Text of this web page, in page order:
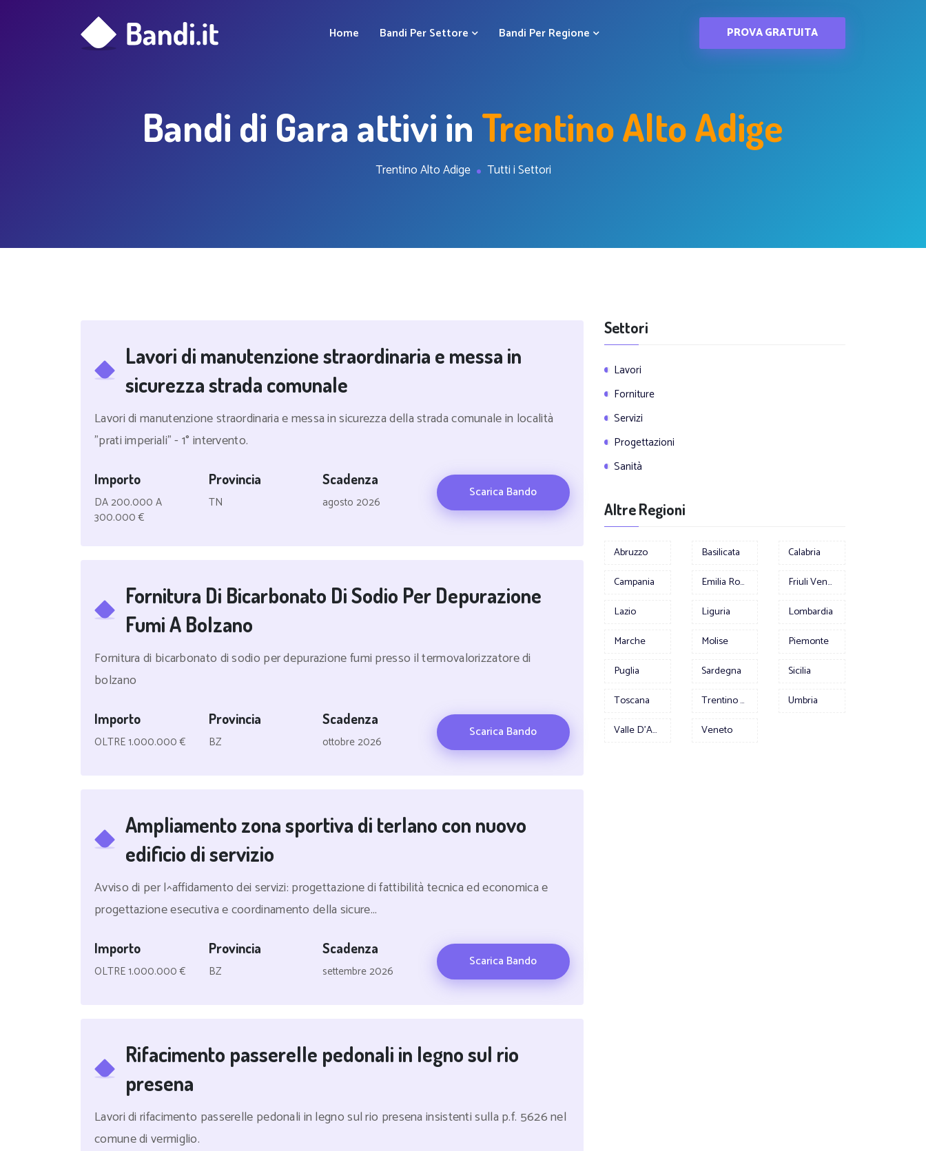
Home Bandi Per Settore Bandi Per Regione PROVA GRATUITA
Bandi di Gara attivi in Trentino Alto Adige
Trentino Alto Adige Tutti i Settori
Lavori di manutenzione straordinaria e messa in
sicurezza strada comunale
Lavori di manutenzione straordinaria e messa in sicurezza della strada comunale in località
"prati imperiali" - 1° intervento.
Importo
DA 200.000 A
300.000 €
Provincia
TN
Scadenza
agosto 2026
Scarica Bando
Fornitura Di Bicarbonato Di Sodio Per Depurazione
Fumi A Bolzano
Fornitura di bicarbonato di sodio per depurazione fumi presso il termovalorizzatore di
bolzano
Importo
OLTRE 1.000.000 €
Provincia
BZ
Scadenza
ottobre 2026
Scarica Bando
Ampliamento zona sportiva di terlano con nuovo
edificio di servizio
Avviso di per l^affidamento dei servizi: progettazione di fattibilità tecnica ed economica e
progettazione esecutiva e coordinamento della sicure...
Importo
OLTRE 1.000.000 €
Provincia
BZ
Scadenza
settembre 2026
Scarica Bando
Rifacimento passerelle pedonali in legno sul rio
presena
Lavori di rifacimento passerelle pedonali in legno sul rio presena insistenti sulla p.f. 5626 nel
comune di vermiglio.
Settori
Lavori
Forniture
Servizi
Progettazioni
Sanità
Altre Regioni
Abruzzo Basilicata
Calabria
Campania
Emilia Romagna
Friuli Venezia Giulia
Lazio
Liguria
Lombardia
Marche
Molise
Piemonte
Puglia
Sardegna
Sicilia
Toscana
Trentino Alto Adige
Umbria
Valle D'Aosta
Veneto